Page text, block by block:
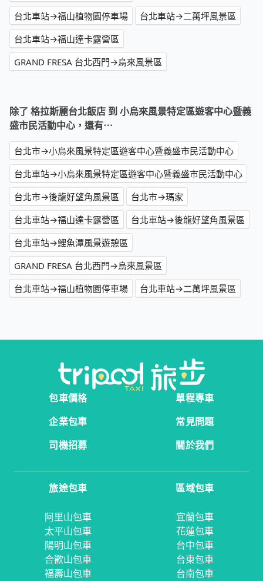
台北車站→福山植物園停車場
台北車站→二萬坪風景區
台北車站→福山達卡露營區
GRAND FRESA 台北西門→烏來風景區
除了 格拉斯麗台北飯店 到 小烏來風景特定區遊客中心暨義
盛市民活動中心，還有⋯
台北市→小烏來風景特定區遊客中心暨義盛市民活動中心
台北車站→小烏來風景特定區遊客中心暨義盛市民活動中心
台北市→後龍好望角風景區
台北市→瑪家
台北車站→福山達卡露營區
台北車站→後龍好望角風景區
台北車站→鯉魚潭風景遊憩區
GRAND FRESA 台北西門→烏來風景區
台北車站→福山植物園停車場
台北車站→二萬坪風景區
包車價格
單程專車
企業包車
常見問題
司機招募
關於我們
旅途包車
阿里山包車
太平山包車
陽明山包車
合歡山包車
福壽山包車
區域包車
宜蘭包車
花蓮包車
台中包車
台東包車
台南包車